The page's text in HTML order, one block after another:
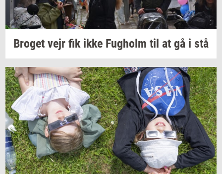
Bro­get vejr fik ikke Fug­holm til at gå i stå